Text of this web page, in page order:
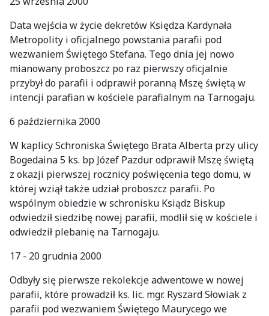
Data wejścia w życie dekretów Księdza Kardynała
Metropolity i oficjalnego powstania parafii pod
wezwaniem Świętego Stefana. Tego dnia jej nowo
mianowany proboszcz po raz pierwszy oficjalnie
przybył do parafii i odprawił poranną Mszę świętą w
intencji parafian w kościele parafialnym na Tarnogaju.
6 października 2000
W kaplicy Schroniska Świętego Brata Alberta przy ulicy
Bogedaina 5 ks. bp Józef Pazdur odprawił Mszę świętą
z okazji pierwszej rocznicy poświęcenia tego domu, w
której wziął także udział proboszcz parafii. Po
wspólnym obiedzie w schronisku Ksiądz Biskup
odwiedził siedzibę nowej parafii, modlił się w kościele i
odwiedził plebanię na Tarnogaju.
17 - 20 grudnia 2000
Odbyły się pierwsze rekolekcje adwentowe w nowej
parafii, które prowadził ks. lic. mgr. Ryszard Słowiak z
parafii pod wezwaniem Świętego Maurycego we